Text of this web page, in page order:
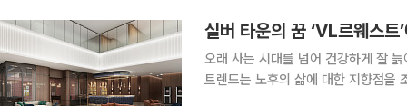
실버 타운의 꿈 ‘VL르웨스트
오래 사는 시대를 넘어 건강하게 잘 늙어
트렌드는 노후의 삶에 대한 지향점을